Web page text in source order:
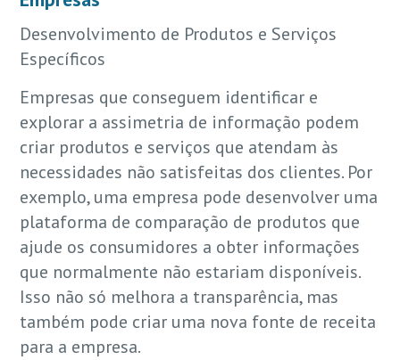
Desenvolvimento de Produtos e Serviços
Específicos
Empresas que conseguem identificar e
explorar a assimetria de informação podem
criar produtos e serviços que atendam às
necessidades não satisfeitas dos clientes. Por
exemplo, uma empresa pode desenvolver uma
plataforma de comparação de produtos que
ajude os consumidores a obter informações
que normalmente não estariam disponíveis.
Isso não só melhora a transparência, mas
também pode criar uma nova fonte de receita
para a empresa.